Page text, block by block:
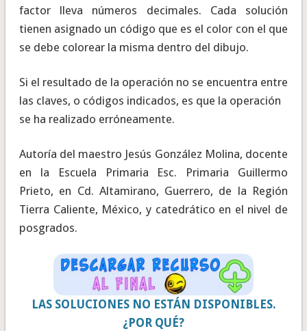
factor lleva números decimales. Cada solución
tienen asignado un código que es el color con el que
se debe colorear la misma dentro del dibujo.
Si el resultado de la operación no se encuentra entre
las claves, o códigos indicados, es que la operación
se ha realizado erróneamente.
Autoría del maestro Jesús González Molina, docente
en la Escuela Primaria Esc. Primaria Guillermo
Prieto, en Cd. Altamirano, Guerrero, de la Región
Tierra Caliente, México, y catedrático en el nivel de
posgrados.
LAS SOLUCIONES NO ESTÁN DISPONIBLES.
¿POR QUÉ?